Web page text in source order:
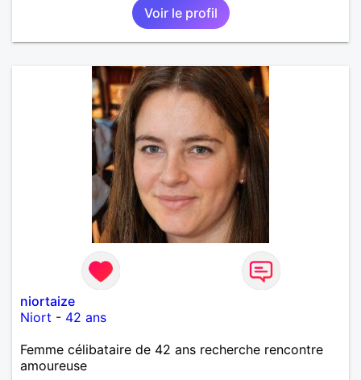
Voir le profil
niortaize
Niort - 42 ans
Femme célibataire de 42 ans recherche rencontre
amoureuse